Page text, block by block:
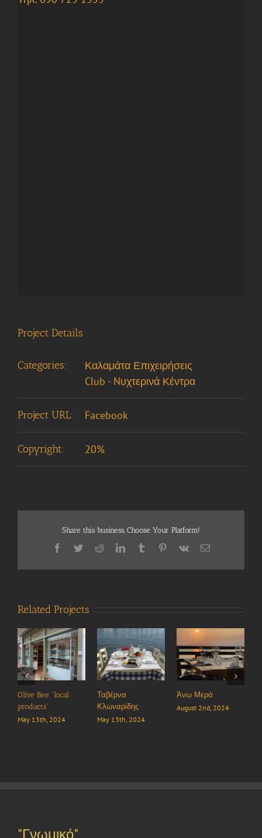
Project Details
Categories:
Καλαμάτα Επιχειρήσεις
Club - Nυχτερινά Κέντρα
Project URL: Facebook
Copyright: 20%
Share this business, Choose Your Platform!
Facebook
TwitterRedditLinkedInTumblr Pinterest
Vk Email
Related Projects
2024
Άνω Μερά
August 2nd, 2024
Kyttaro Rock Bar
June 13th, 2024
June 7th,
"Γνωμικό"